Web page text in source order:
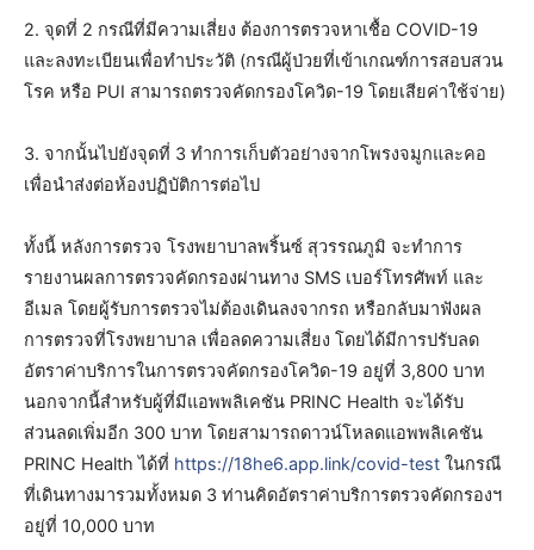
2. จุดที่ 2 กรณีที่มีความเสี่ยง ต้องการตรวจหาเชื้อ COVID-19
และลงทะเบียนเพื่อทำประวัติ (กรณีผู้ป่วยที่เข้าเกณฑ์การสอบสวน
โรค หรือ PUI สามารถตรวจคัดกรองโควิด-19 โดยเสียค่าใช้จ่าย)
3. จากนั้นไปยังจุดที่ 3 ทำการเก็บตัวอย่างจากโพรงจมูกและคอ
เพื่อนำส่งต่อห้องปฏิบัติการต่อไป
ทั้งนี้ หลังการตรวจ โรงพยาบาลพริ้นซ์ สุวรรณภูมิ จะทำการ
รายงานผลการตรวจคัดกรองผ่านทาง SMS เบอร์โทรศัพท์ และ
อีเมล โดยผู้รับการตรวจไม่ต้องเดินลงจากรถ หรือกลับมาฟังผล
การตรวจที่โรงพยาบาล เพื่อลดความเสี่ยง โดยได้มีการปรับลด
อัตราค่าบริการในการตรวจคัดกรองโควิด-19 อยู่ที่ 3,800 บาท
นอกจากนี้สำหรับผู้ที่มีแอพพลิเคชัน PRINC Health จะได้รับ
ส่วนลดเพิ่มอีก 300 บาท โดยสามารถดาวน์โหลดแอพพลิเคชัน
PRINC Health ได้ที่ https://18he6.app.link/covid-test ในกรณี
ที่เดินทางมารวมทั้งหมด 3 ท่านคิดอัตราค่าบริการตรวจคัดกรองฯ
อยู่ที่ 10,000 บาท